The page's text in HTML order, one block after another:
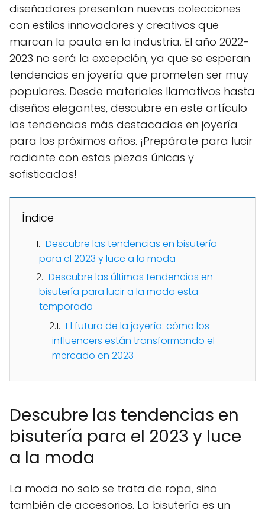
diseñadores presentan nuevas colecciones
con estilos innovadores y creativos que
marcan la pauta en la industria. El año 2022-
2023 no será la excepción, ya que se esperan
tendencias en joyería que prometen ser muy
populares. Desde materiales llamativos hasta
diseños elegantes, descubre en este artículo
las tendencias más destacadas en joyería
para los próximos años. ¡Prepárate para lucir
radiante con estas piezas únicas y
sofisticadas!
Índice
Descubre las tendencias en bisutería
para el 2023 y luce a la moda
Descubre las últimas tendencias en
bisutería para lucir a la moda esta
temporada
El futuro de la joyería: cómo los
influencers están transformando el
mercado en 2023
Descubre las tendencias en
bisutería para el 2023 y luce
a la moda
La moda no solo se trata de ropa, sino
también de accesorios. La bisutería es un